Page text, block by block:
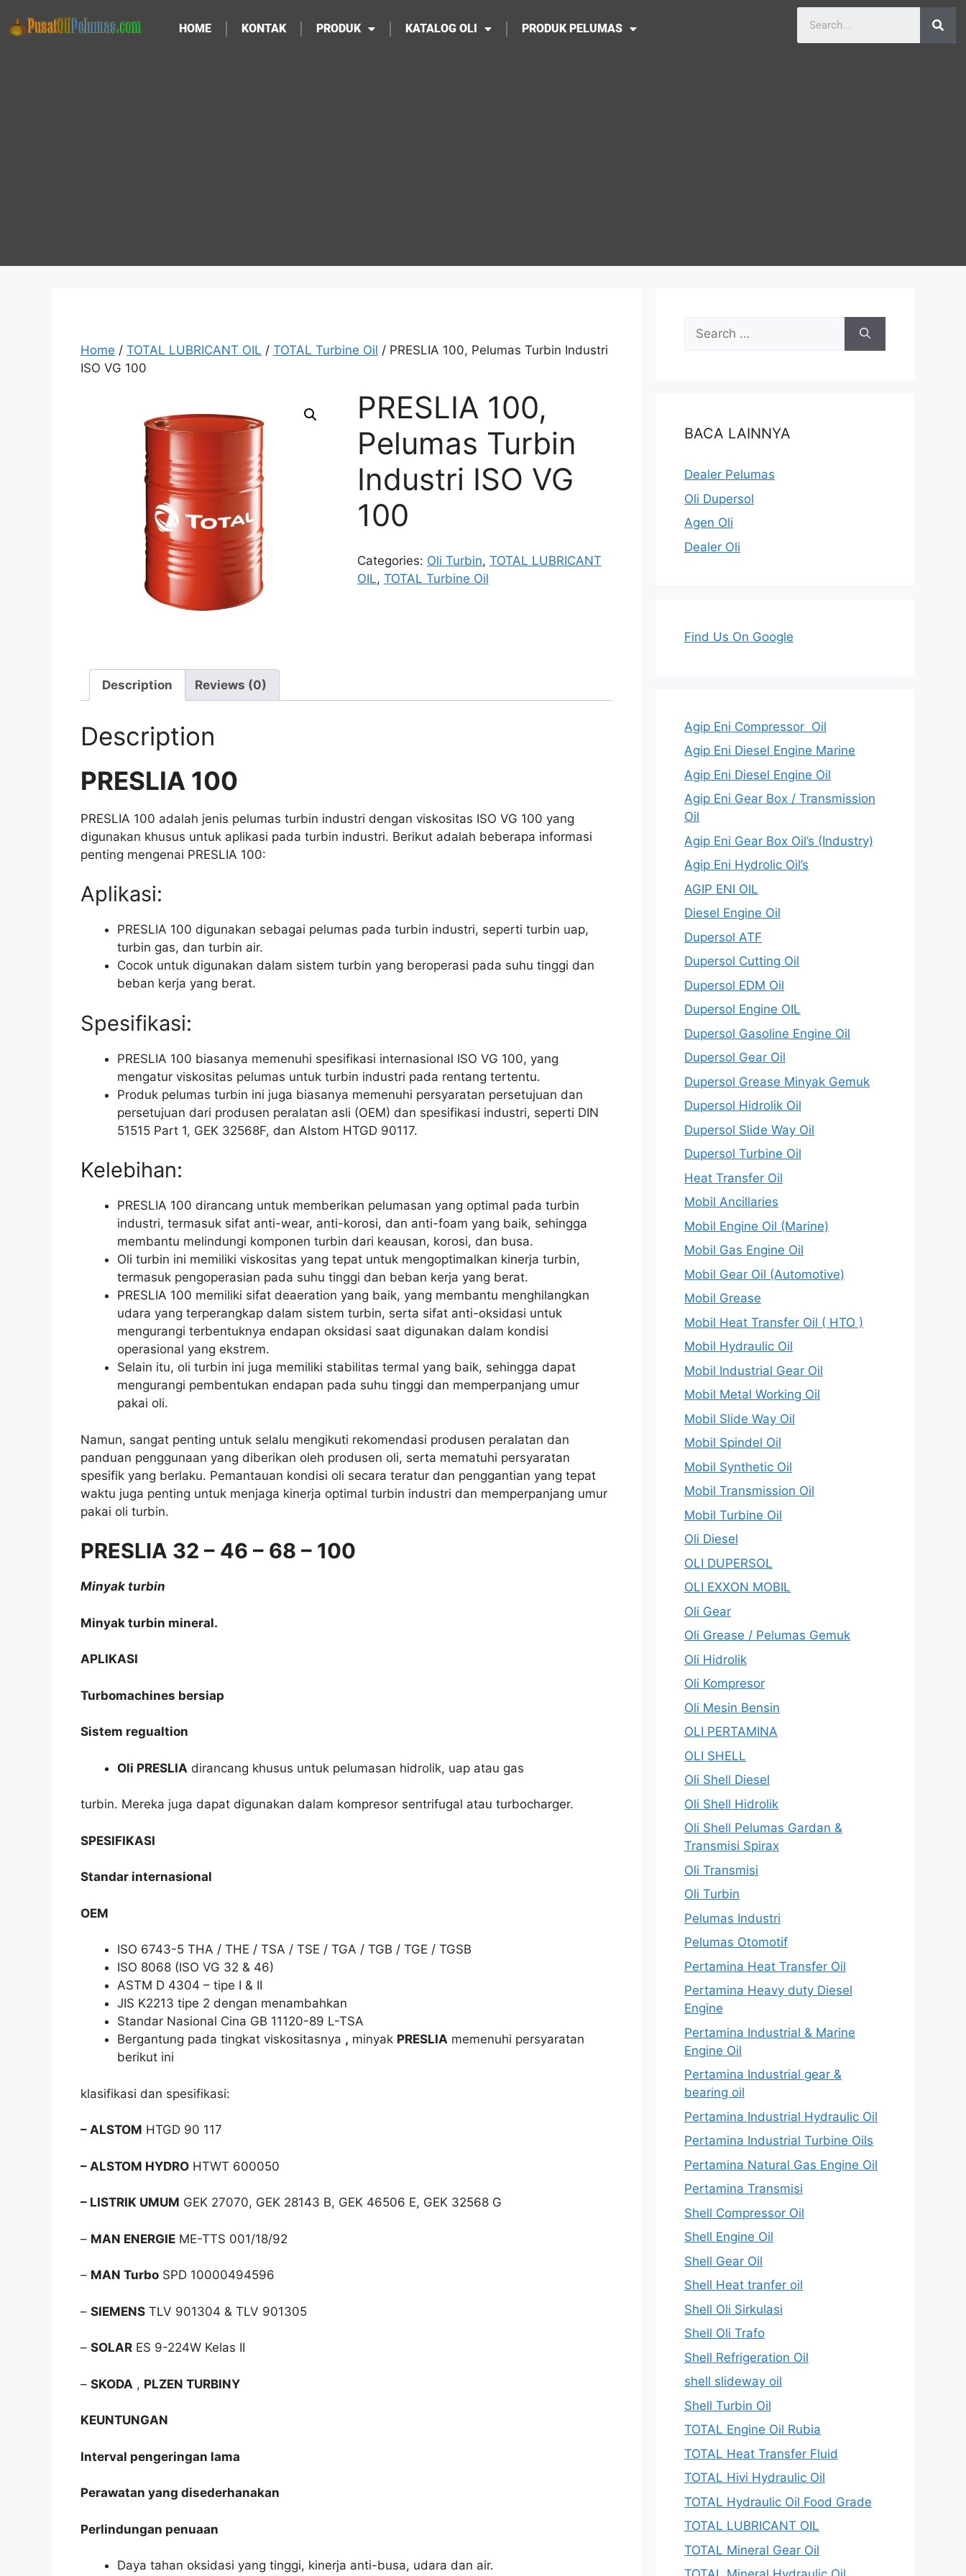
HOME KONTAK PRODUK KATALOG OLI PRODUK PELUMAS
Home / TOTAL LUBRICANT OIL / TOTAL Turbine Oil / PRESLIA 100, Pelumas Turbin Industri
ISO VG 100
PRESLIA 100,
Pelumas Turbin
Industri ISO VG
100
Categories: Oli Turbin, TOTAL LUBRICANT
OIL, TOTAL Turbine Oil
Description Reviews (0)
Description
PRESLIA 100
PRESLIA 100 adalah jenis pelumas turbin industri dengan viskositas ISO VG 100 yang
digunakan khusus untuk aplikasi pada turbin industri. Berikut adalah beberapa informasi
penting mengenai PRESLIA 100:
Aplikasi:
PRESLIA 100 digunakan sebagai pelumas pada turbin industri, seperti turbin uap,
turbin gas, dan turbin air.
Cocok untuk digunakan dalam sistem turbin yang beroperasi pada suhu tinggi dan
beban kerja yang berat.
Spesifikasi:
PRESLIA 100 biasanya memenuhi spesifikasi internasional ISO VG 100, yang
mengatur viskositas pelumas untuk turbin industri pada rentang tertentu.
Produk pelumas turbin ini juga biasanya memenuhi persyaratan persetujuan dan
persetujuan dari produsen peralatan asli (OEM) dan spesifikasi industri, seperti DIN
51515 Part 1, GEK 32568F, dan Alstom HTGD 90117.
Kelebihan:
PRESLIA 100 dirancang untuk memberikan pelumasan yang optimal pada turbin
industri, termasuk sifat anti-wear, anti-korosi, dan anti-foam yang baik, sehingga
membantu melindungi komponen turbin dari keausan, korosi, dan busa.
Oli turbin ini memiliki viskositas yang tepat untuk mengoptimalkan kinerja turbin,
termasuk pengoperasian pada suhu tinggi dan beban kerja yang berat.
PRESLIA 100 memiliki sifat deaeration yang baik, yang membantu menghilangkan
udara yang terperangkap dalam sistem turbin, serta sifat anti-oksidasi untuk
mengurangi terbentuknya endapan oksidasi saat digunakan dalam kondisi
operasional yang ekstrem.
Selain itu, oli turbin ini juga memiliki stabilitas termal yang baik, sehingga dapat
mengurangi pembentukan endapan pada suhu tinggi dan memperpanjang umur
pakai oli.
Namun, sangat penting untuk selalu mengikuti rekomendasi produsen peralatan dan
panduan penggunaan yang diberikan oleh produsen oli, serta mematuhi persyaratan
spesifik yang berlaku. Pemantauan kondisi oli secara teratur dan penggantian yang tepat
waktu juga penting untuk menjaga kinerja optimal turbin industri dan memperpanjang umur
pakai oli turbin.
PRESLIA 32 – 46 – 68 – 100
Minyak turbin
Minyak turbin mineral.
APLIKASI
Turbomachines bersiap
Sistem regualtion
Oli PRESLIA dirancang khusus untuk pelumasan hidrolik, uap atau gas
turbin. Mereka juga dapat digunakan dalam kompresor sentrifugal atau turbocharger.
SPESIFIKASI
Standar internasional
OEM
ISO 6743-5 THA / THE / TSA / TSE / TGA / TGB / TGE / TGSB
ISO 8068 (ISO VG 32 & 46)
ASTM D 4304 – tipe I & II
JIS K2213 tipe 2 dengan menambahkan
Standar Nasional Cina GB 11120-89 L-TSA
Bergantung pada tingkat viskositasnya , minyak PRESLIA memenuhi persyaratan
berikut ini
klasifikasi dan spesifikasi:
– ALSTOM HTGD 90 117
– ALSTOM HYDRO HTWT 600050
– LISTRIK UMUM GEK 27070, GEK 28143 B, GEK 46506 E, GEK 32568 G
– MAN ENERGIE ME-TTS 001/18/92
– MAN Turbo SPD 10000494596
– SIEMENS TLV 901304 & TLV 901305
– SOLAR ES 9-224W Kelas II
– SKODA , PLZEN TURBINY
KEUNTUNGAN
Interval pengeringan lama
Perawatan yang disederhanakan
Perlindungan penuaan
Daya tahan oksidasi yang tinggi, kinerja anti-busa, udara dan air.
BACA LAINNYA
Dealer Pelumas
Oli Dupersol
Agen Oli
Dealer Oli
Find Us On Google
Agip Eni Compressor Oil
Agip Eni Diesel Engine Marine
Agip Eni Diesel Engine Oil
Agip Eni Gear Box / Transmission
Oil
Agip Eni Gear Box Oil’s (Industry)
Agip Eni Hydrolic Oil’s
AGIP ENI OIL
Diesel Engine Oil
Dupersol ATF
Dupersol Cutting Oil
Dupersol EDM Oil
Dupersol Engine OIL
Dupersol Gasoline Engine Oil
Dupersol Gear Oil
Dupersol Grease Minyak Gemuk
Dupersol Hidrolik Oil
Dupersol Slide Way Oil
Dupersol Turbine Oil
Heat Transfer Oil
Mobil Ancillaries
Mobil Engine Oil (Marine)
Mobil Gas Engine Oil
Mobil Gear Oil (Automotive)
Mobil Grease
Mobil Heat Transfer Oil ( HTO )
Mobil Hydraulic Oil
Mobil Industrial Gear Oil
Mobil Metal Working Oil
Mobil Slide Way Oil
Mobil Spindel Oil
Mobil Synthetic Oil
Mobil Transmission Oil
Mobil Turbine Oil
Oli Diesel
OLI DUPERSOL
OLI EXXON MOBIL
Oli Gear
Oli Grease / Pelumas Gemuk
Oli Hidrolik
Oli Kompresor
Oli Mesin Bensin
OLI PERTAMINA
OLI SHELL
Oli Shell Diesel
Oli Shell Hidrolik
Oli Shell Pelumas Gardan &
Transmisi Spirax
Oli Transmisi
Oli Turbin
Pelumas Industri
Pelumas Otomotif
Pertamina Heat Transfer Oil
Pertamina Heavy duty Diesel
Engine
Pertamina Industrial & Marine
Engine Oil
Pertamina Industrial gear &
bearing oil
Pertamina Industrial Hydraulic Oil
Pertamina Industrial Turbine Oils
Pertamina Natural Gas Engine Oil
Pertamina Transmisi
Shell Compressor Oil
Shell Engine Oil
Shell Gear Oil
Shell Heat tranfer oil
Shell Oli Sirkulasi
Shell Oli Trafo
Shell Refrigeration Oil
shell slideway oil
Shell Turbin Oil
TOTAL Engine Oil Rubia
TOTAL Heat Transfer Fluid
TOTAL Hivi Hydraulic Oil
TOTAL Hydraulic Oil Food Grade
TOTAL LUBRICANT OIL
TOTAL Mineral Gear Oil